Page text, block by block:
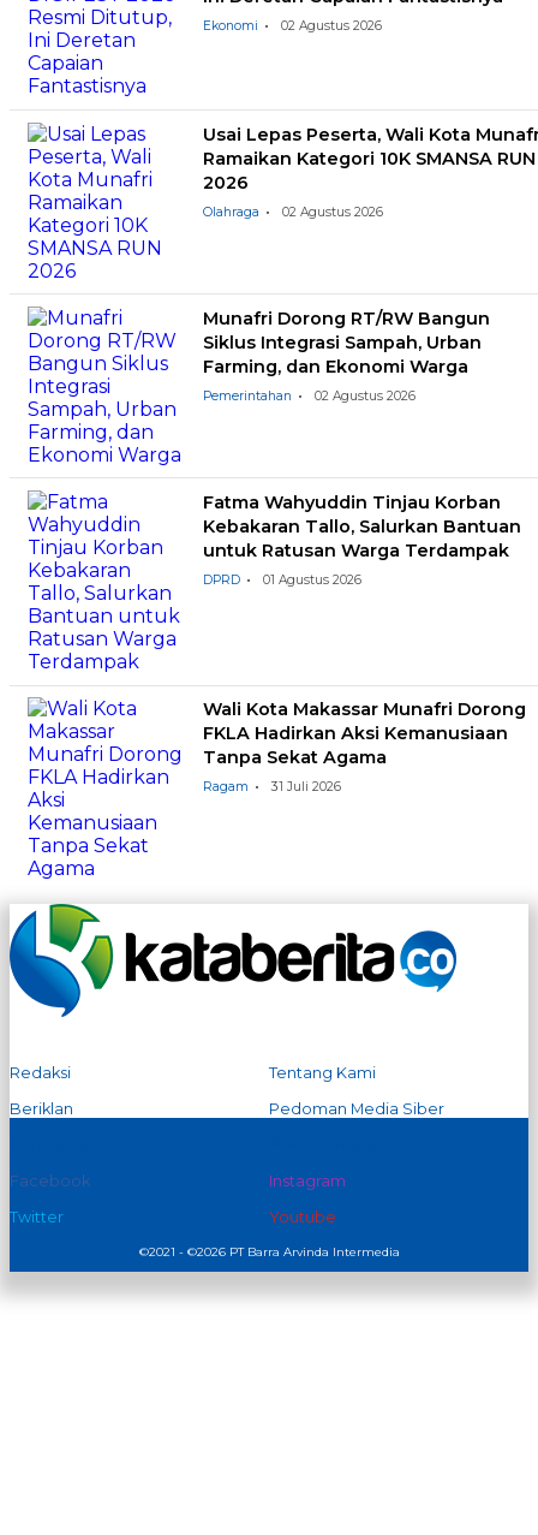
Ekonomi 02 Agustus 2026
Usai Lepas Peserta, Wali Kota
Ramaikan Kategori 10K SMANSA RUN
2026
Olahraga 02 Agustus 2026
Munafri Dorong RT/RW Bangun
Siklus Integrasi Sampah, Urban
Farming, dan Ekonomi Warga
Pemerintahan 02 Agustus 2026
Fatma Wahyuddin Tinjau Korban
Kebakaran Tallo, Salurkan Bantuan
untuk Ratusan Warga Terdampak
DPRD 01 Agustus 2026
Wali Kota Makassar Munafri Dorong
FKLA Hadirkan Aksi Kemanusiaan
Tanpa Sekat Agama
Ragam 31 Juli 2026
Redaksi
Tentang Kami
Beriklan
Pedoman Media Siber
Facebook
Instagram
Twitter
Youtube
©2021 - ©2026 PT Barra Arvinda Intermedia